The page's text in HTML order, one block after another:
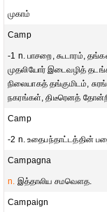
முகாம்
Camp
-1 n. பாசறை, கூடாரம்,
முதலியோர் இடைவழித்
நிலையாகத் தங்குமிடம்,
நகரங்கள், திடீரெனத்
Camp
-2 n. உதைபந்தாட்டத்தின்
Campagna
n. இத்தாலிய சமவௌத.
Campaign